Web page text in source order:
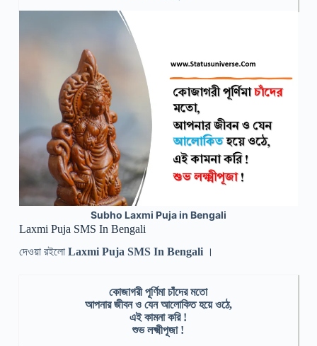
Subho Laxmi Puja in Bengali
Laxmi Puja SMS In Bengali
দেওয়া রইলো Laxmi Puja SMS In Bengali ।
কোজাগরী পূর্ণিমা চাঁদের মতো
আপনার জীবন ও যেন আলোকিত হয়ে ওঠে,
এই কামনা করি !
শুভ লক্ষ্মীপূজা !